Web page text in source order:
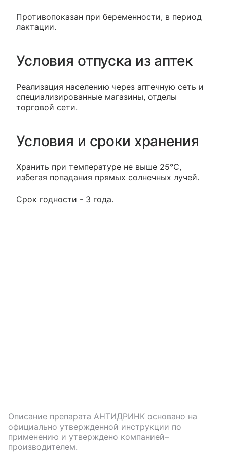
Противопоказан при беременности, в период
лактации.
Условия отпуска из аптек
Реализация населению через аптечную сеть и
специализированные магазины, отделы
торговой сети.
Условия и сроки хранения
Хранить при температуре не выше 25°С,
избегая попадания прямых солнечных лучей.
Срок годности - 3 года.
Описание препарата АНТИДРИНК основано на
официально утвержденной инструкции по
применению и утверждено компанией–
производителем.